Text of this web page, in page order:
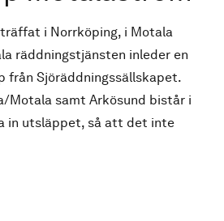
i Norrköping, i Motala
räddningstjänsten inleder en
från Sjöräddningssällskapet.
Motala samt Arkösund bistår i
in utsläppet, så att det inte